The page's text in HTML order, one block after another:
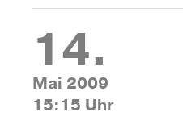
14.
Mai 2009
15:15 Uhr